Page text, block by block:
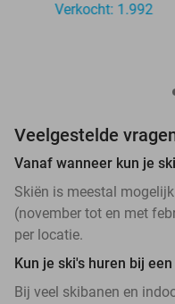
Verkocht: 1.992
Veelgestelde
Vanaf wanneer kun je
Skiën is meestal
(november tot en met
per locatie.
Kun je ski's huren bij
Bij veel skibanen en